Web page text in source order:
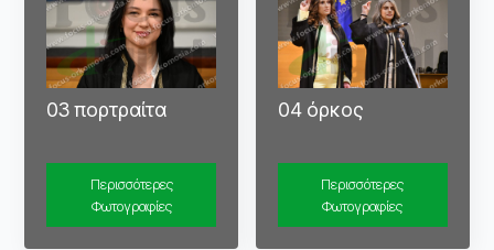
03 πορτραίτα
Περισσότερες
Φωτογραφίες
04 όρκος
Περισσότερες
Φωτογραφίες